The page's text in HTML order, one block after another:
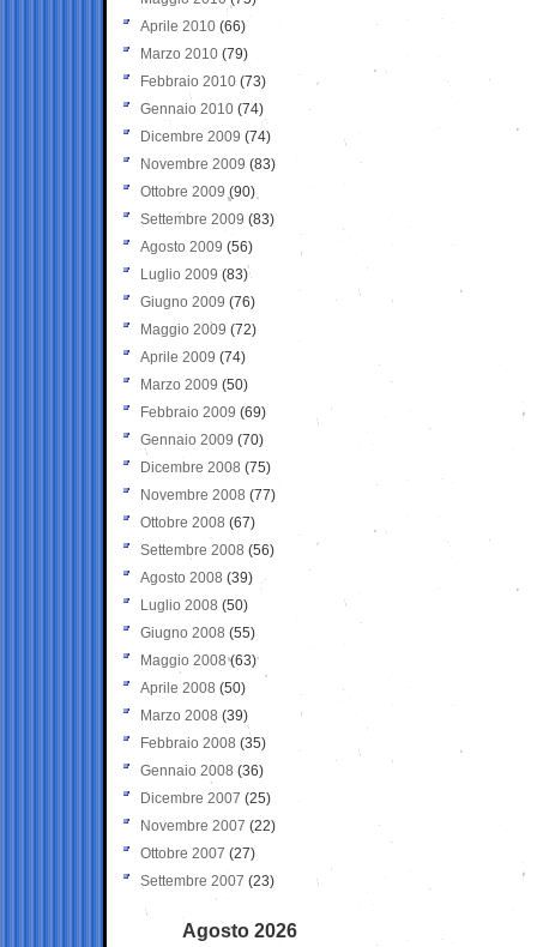
Aprile 2010 (66)
Marzo 2010 (79)
Febbraio 2010 (73)
Gennaio 2010 (74)
Dicembre 2009 (74)
Novembre 2009 (83)
Ottobre 2009 (90)
Settembre 2009 (83)
Agosto 2009 (56)
Luglio 2009 (83)
Giugno 2009 (76)
Maggio 2009 (72)
Aprile 2009 (74)
Marzo 2009 (50)
Febbraio 2009 (69)
Gennaio 2009 (70)
Dicembre 2008 (75)
Novembre 2008 (77)
Ottobre 2008 (67)
Settembre 2008 (56)
Agosto 2008 (39)
Luglio 2008 (50)
Giugno 2008 (55)
Maggio 2008(63)
Aprile 2008 (50)
Marzo 2008 (39)
Febbraio 2008 (35)
Gennaio 2008 (36)
Dicembre 2007 (25)
Novembre 2007 (22)
Ottobre 2007 (27)
Settembre 2007 (23)
Agosto 2026